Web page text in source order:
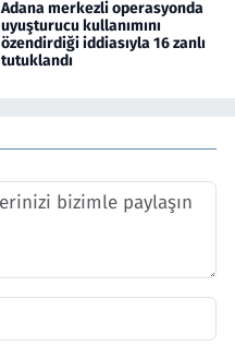
Adana merkezli operasyonda
uyuşturucu kullanımını
özendirdiği iddiasıyla 16 zanlı
tutuklandı